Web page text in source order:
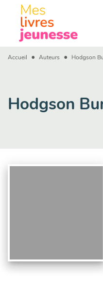
MENU
PIED DE PAGE
Accueil • Auteurs • Hodgson
Hodgson